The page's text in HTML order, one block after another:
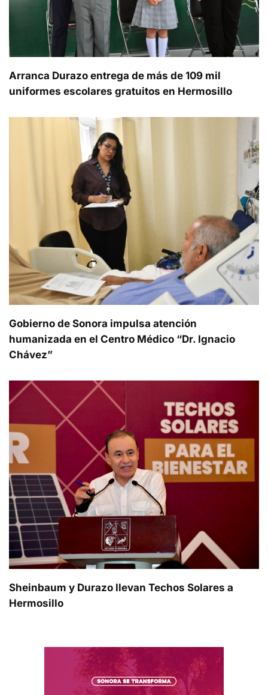
Arranca Durazo entrega de más de 109 mil
uniformes escolares gratuitos en Hermosillo
Gobierno de Sonora impulsa atención
humanizada en el Centro Médico “Dr. Ignacio
Chávez”
Sheinbaum y Durazo llevan Techos Solares a
Hermosillo